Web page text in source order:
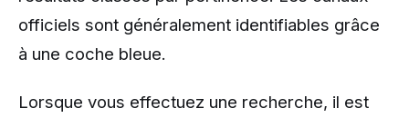
officiels sont généralement identifiables grâce
à une coche bleue.
Lorsque vous effectuez une recherche, il est